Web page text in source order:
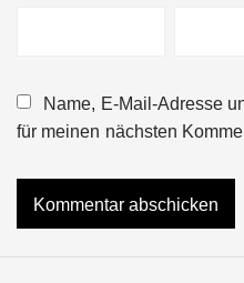
Name, E-Mail-Adresse
für meinen nächsten